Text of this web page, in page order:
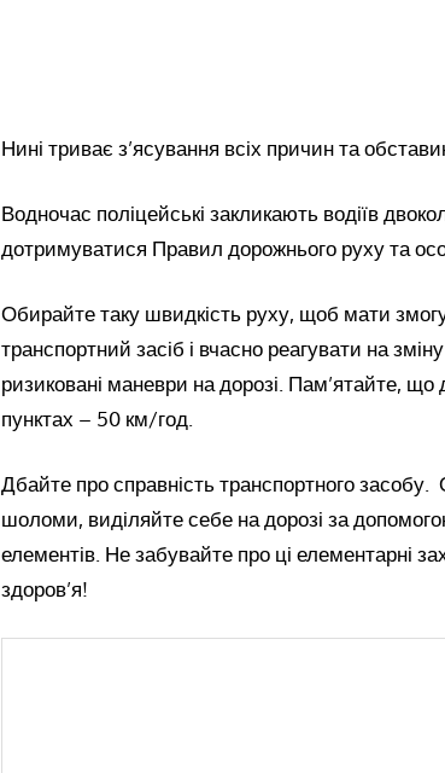
Нині триває з’ясування всіх причин та
Водночас поліцейські закликають водіїв
дотримуватися Правил дорожнього руху та
Обирайте таку швидкість руху, щоб мати
транспортний засіб і вчасно реагувати на
ризиковані маневри на дорозі. Пам’ятайте,
пунктах – 50 км/год.
Дбайте про справність транспортного засобу.
шоломи, виділяйте себе на дорозі за
елементів. Не забувайте про ці елементарні
здоров’я!